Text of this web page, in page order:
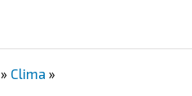
» Clima »